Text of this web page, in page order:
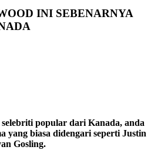
INI SEBENARNYA
popular dari Kanada, anda
yang biasa didengari seperti Justin
Gosling.